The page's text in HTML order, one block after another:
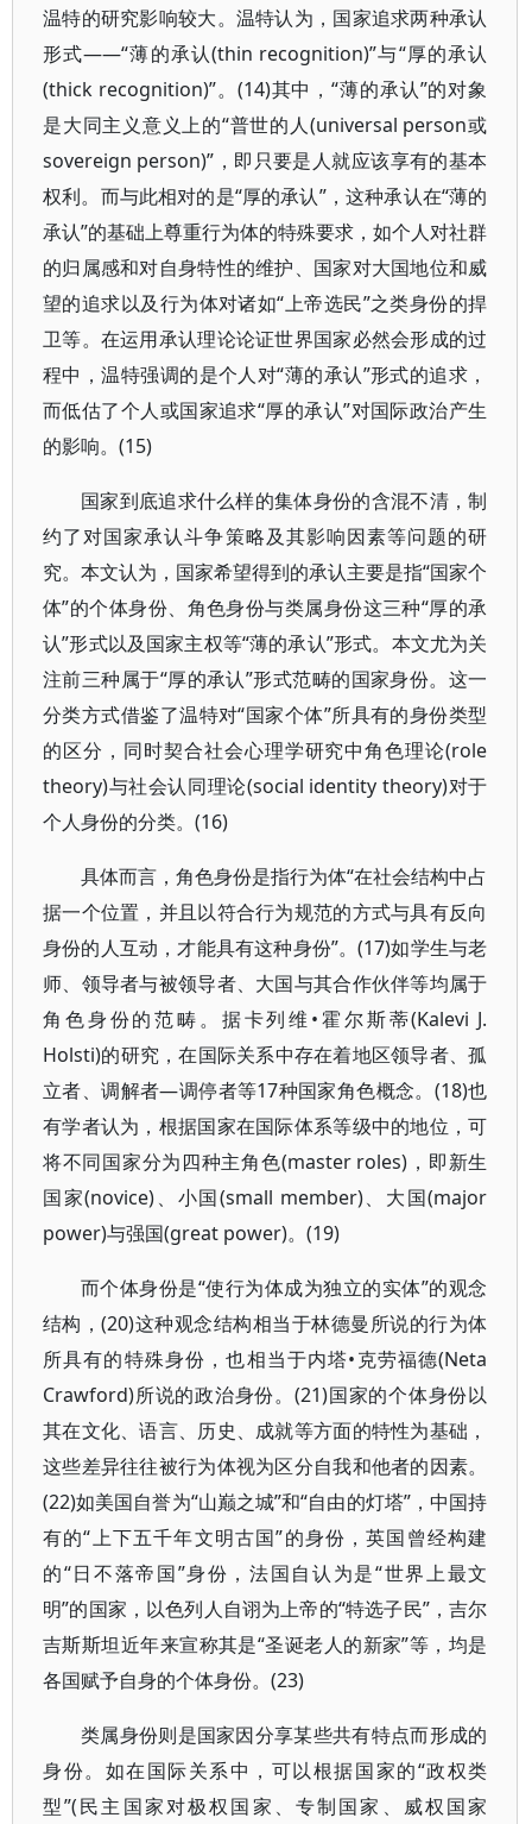
温特的研究影响较大。温特认为，国家追求两种承认
形式——“薄的承认(thin recognition)”与“厚的承认
(thick recognition)”。(14)其中，“薄的承认”的对象
是大同主义意义上的“普世的人(universal person或
sovereign person)”，即只要是人就应该享有的基本
权利。而与此相对的是“厚的承认”，这种承认在“薄的
承认”的基础上尊重行为体的特殊要求，如个人对社群
的归属感和对自身特性的维护、国家对大国地位和威
望的追求以及行为体对诸如“上帝选民”之类身份的捍
卫等。在运用承认理论论证世界国家必然会形成的过
程中，温特强调的是个人对“薄的承认”形式的追求，
而低估了个人或国家追求“厚的承认”对国际政治产生
的影响。(15)
国家到底追求什么样的集体身份的含混不清，制
约了对国家承认斗争策略及其影响因素等问题的研
究。本文认为，国家希望得到的承认主要是指“国家个
体”的个体身份、角色身份与类属身份这三种“厚的承
认”形式以及国家主权等“薄的承认”形式。本文尤为关
注前三种属于“厚的承认”形式范畴的国家身份。这一
分类方式借鉴了温特对“国家个体”所具有的身份类型
的区分，同时契合社会心理学研究中角色理论(role
theory)与社会认同理论(social identity theory)对于
个人身份的分类。(16)
具体而言，角色身份是指行为体“在社会结构中占
据一个位置，并且以符合行为规范的方式与具有反向
身份的人互动，才能具有这种身份”。(17)如学生与老
师、领导者与被领导者、大国与其合作伙伴等均属于
角色身份的范畴。据卡列维•霍尔斯蒂(Kalevi J.
Holsti)的研究，在国际关系中存在着地区领导者、孤
立者、调解者—调停者等17种国家角色概念。(18)也
有学者认为，根据国家在国际体系等级中的地位，可
将不同国家分为四种主角色(master roles)，即新生
国家(novice)、小国(small member)、大国(major
power)与强国(great power)。(19)
而个体身份是“使行为体成为独立的实体”的观念
结构，(20)这种观念结构相当于林德曼所说的行为体
所具有的特殊身份，也相当于内塔•克劳福德(Neta
Crawford)所说的政治身份。(21)国家的个体身份以
其在文化、语言、历史、成就等方面的特性为基础，
这些差异往往被行为体视为区分自我和他者的因素。
(22)如美国自誉为“山巅之城”和“自由的灯塔”，中国持
有的“上下五千年文明古国”的身份，英国曾经构建
的“日不落帝国”身份，法国自认为是“世界上最文
明”的国家，以色列人自诩为上帝的“特选子民”，吉尔
吉斯斯坦近年来宣称其是“圣诞老人的新家”等，均是
各国赋予自身的个体身份。(23)
类属身份则是国家因分享某些共有特点而形成的
身份。如在国际关系中，可以根据国家的“政权类
型”(民主国家对极权国家、专制国家、威权国家